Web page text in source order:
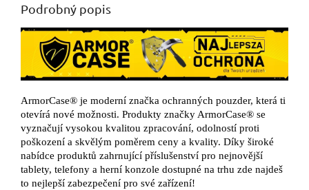
Podrobný popis
ArmorCase® je moderní značka ochranných pouzder, která ti
otevírá nové možnosti. Produkty značky ArmorCase® se
vyznačují vysokou kvalitou zpracování, odolností proti
poškození a skvělým poměrem ceny a kvality. Díky široké
nabídce produktů zahrnující příslušenství pro nejnovější
tablety, telefony a herní konzole dostupné na trhu zde najdeš
to nejlepší zabezpečení pro své zařízení!